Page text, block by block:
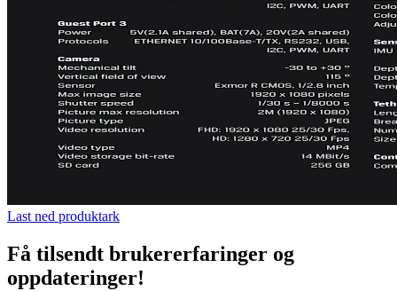
Last ned produktark
Få tilsendt brukererfaringer og
oppdateringer!